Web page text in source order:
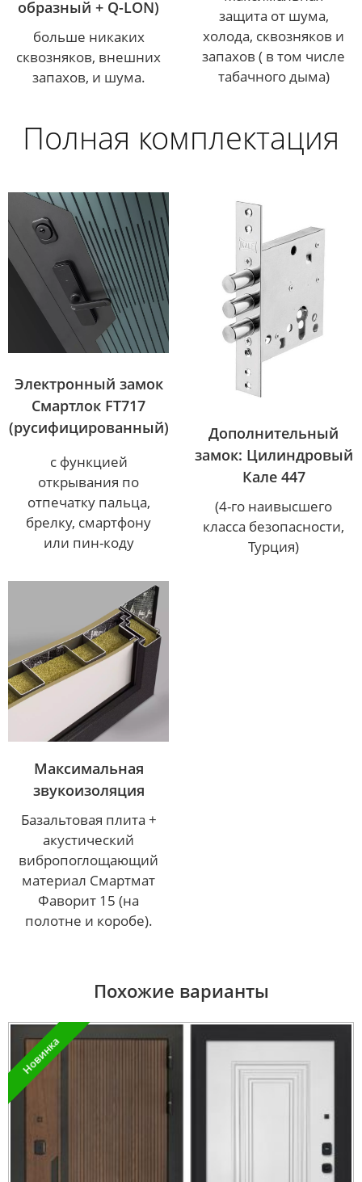
образный + Q-LON)
больше никаких
сквозняков, внешних
запахов, и шума.
защита от шума,
холода, сквозняков и
запахов ( в том числе
табачного дыма)
Полная комплектация
Электронный замок
Смартлок FT717
(русифицированный)
с функцией
открывания по
отпечатку пальца,
брелку, смартфону
или пин-коду
Дополнительный
замок: Цилиндровый
Кале 447
(4-го наивысшего
класса безопасности,
Турция)
Максимальная
звукоизоляция
Базальтовая плита +
акустический
вибропоглощающий
материал Смартмат
Фаворит 15 (на
полотне и коробе).
Похожие варианты
Новинка